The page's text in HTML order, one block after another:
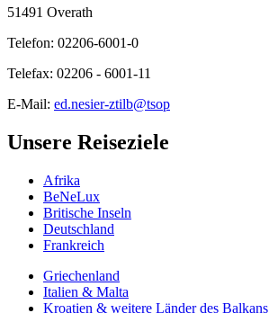
51491 Overath
Telefon: 02206-6001-0
Telefax: 02206 - 6001-11
E-Mail: ed.nesier-ztilb@tsop
Unsere Reiseziele
Afrika
BeNeLux
Britische Inseln
Deutschland
Frankreich
Griechenland
Italien & Malta
Kroatien & weitere Länder des Balkans